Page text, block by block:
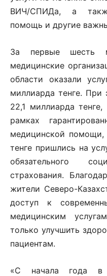
ВИЧ/СПИДа, а
помощь и другие
За первые шесть
медицинские
области оказали
миллиарда тенге. При
22,1 миллиарда
рамках
медицинской помощи,
тенге пришлись на
обязательного
страхования.
жители Северо-
доступ к
медицинским
только улучшить
пациентам.
«С начала года в